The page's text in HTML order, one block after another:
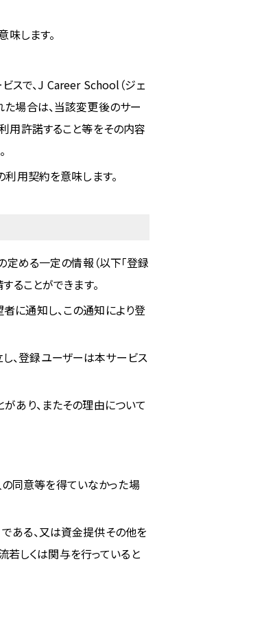
します。
スで、J Career School（ジェ
た場合は、当該変更後のサー
用許諾すること等をその内容
用契約を意味します。
定める一定の情報（以下「登録
ることができます。
に通知し、この通知により登
、登録ユーザーは本サービス
あり、またその理由について
同意等を得ていなかった場
ある、又は資金提供その他を
しくは関与を行っていると